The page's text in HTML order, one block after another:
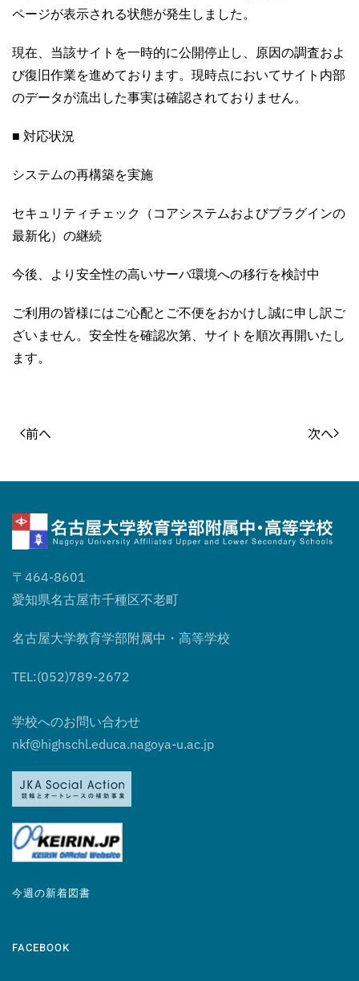
ページが表示される状態が発生しました。
現在、当該サイトを一時的に公開停止し、原因の調査およ
び復旧作業を進めております。現時点においてサイト内部
のデータが流出した事実は確認されておりません。
■ 対応状況
システムの再構築を実施
セキュリティチェック（コアシステムおよびプラグインの
最新化）の継続
今後、より安全性の高いサーバ環境への移行を検討中
ご利用の皆様にはご心配とご不便をおかけし誠に申し訳ご
ざいません。安全性を確認次第、サイトを順次再開いたし
ます。
前へ 次へ
〒464-8601
愛知県名古屋市千種区不老町
名古屋大学教育学部附属中・高等学校
TEL:(052)789-2672
学校へのお問い合わせ
nkf@highschl.educa.nagoya-u.ac.jp
今週の新着図書
FACEBOOK